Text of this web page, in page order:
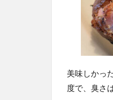
美味しかっ
度で、臭さ